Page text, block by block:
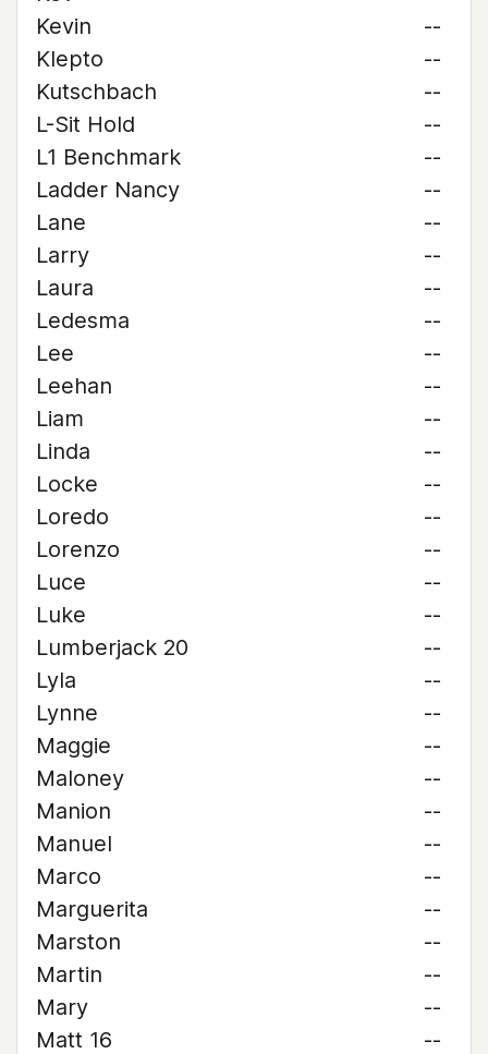
Kevin
--
Klepto
--
Kutschbach
--
L-Sit Hold
--
L1 Benchmark
--
Ladder Nancy
--
Lane
--
Larry
--
Laura
--
Ledesma
--
Lee
--
Leehan
--
Liam
--
Linda
--
Locke
--
Loredo
--
Lorenzo
--
Luce
--
Luke
--
Lumberjack 20
--
Lyla
--
Lynne
--
Maggie
--
Maloney
--
Manion
--
Manuel
--
Marco
--
Marguerita
--
Marston
--
Martin
--
Mary
--
Matt 16
--